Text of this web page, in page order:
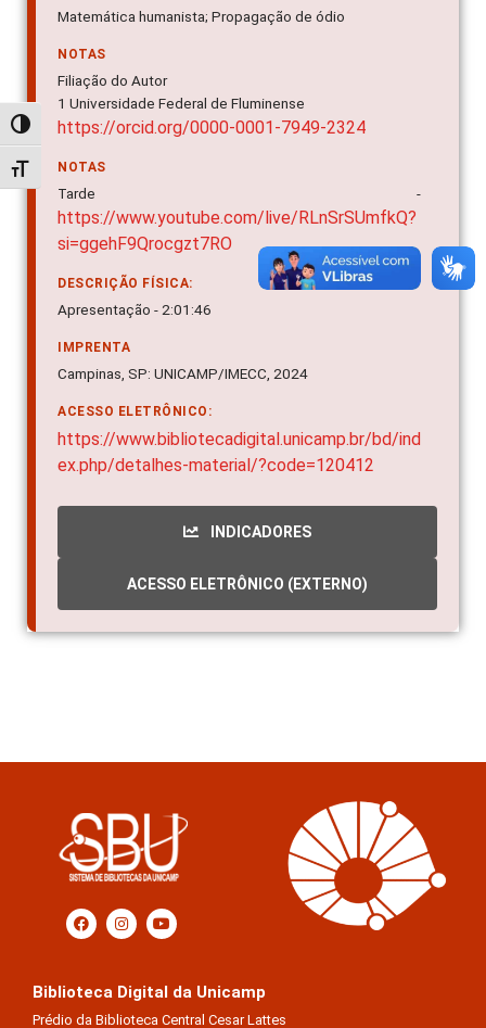
Alternar alto contraste
Alternar tamanho da fonte
Matemática humanista; Propagação de ódio
NOTAS
Filiação do Autor
1 Universidade Federal de Fluminense
https://orcid.org/0000-0001-7949-2324
NOTAS
Tarde -
https://www.youtube.com/live/RLnSrSUmfkQ?
si=ggehF9Qrocgzt7RO
DESCRIÇÃO FÍSICA:
Apresentação - 2:01:46
IMPRENTA
Campinas, SP: UNICAMP/IMECC, 2024
ACESSO ELETRÔNICO:
https://www.bibliotecadigital.unicamp.br/bd/ind
ex.php/detalhes-material/?code=120412
INDICADORES
ACESSO ELETRÔNICO (EXTERNO)
Biblioteca Digital da Unicamp
Prédio da Biblioteca Central Cesar Lattes